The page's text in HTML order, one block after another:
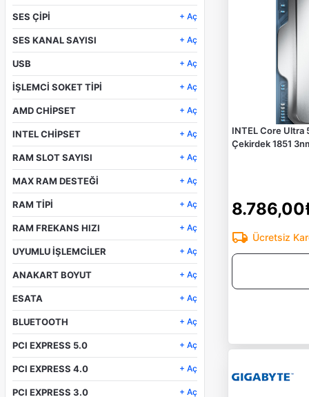
YOK
WIFI 7
SES ÇİPİ
+ Aç
Realtek ALC897
DTS SOUND UNBOUND
Realtek Audio CODEC
SES KANAL SAYISI
+ Aç
7.1 Kanal
7.1 Kanal
USB
+ Aç
10
9
5
İŞLEMCİ SOKET TİPİ
+ Aç
LGA 1851
AMD CHİPSET
+ Aç
YOK
INTEL CHİPSET
+ Aç
Intel H810
INTELZ890
RAM SLOT SAYISI
+ Aç
2
4
MAX RAM DESTEĞİ
+ Aç
128GB
256GB
RAM TİPİ
+ Aç
DDR5
RAM FREKANS HIZI
+ Aç
4800 MHz
9200 MHz
UYUMLU İŞLEMCİLER
+ Aç
Core i3, i5, i7, i9 Serisi İşlemciler
(Soket 1700)
ULTRA SERIES (SOKET
LGA1851P)
ANAKART BOYUT
+ Aç
Micro ATX
ATX
mATX
ESATA
+ Aç
Yok
BLUETOOTH
+ Aç
Yok
Bluetooth v5.4
Var
PCI EXPRESS 5.0
+ Aç
1 x PCI Express 5.0 x16
PCI EXPRESS 4.0
+ Aç
1 x PCI Express 4.0 x16
PCI EXPRESS 3.0
+ Aç
INTEL Core Ultra
Çekirdek 1851
Ücretsiz